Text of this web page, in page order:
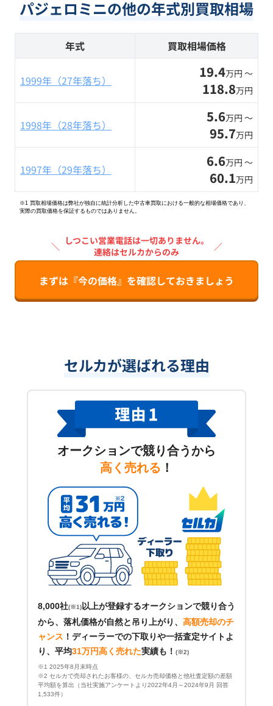
パジェロミニの他の年式別買取相場
年式 買取相場価格
1999年（27年落ち） 19.4万円 〜
118.8万円
1998年（28年落ち） 5.6万円 〜
95.7万円
1997年（29年落ち） 6.6万円 〜
60.1万円
※1 買取相場価格は弊社が独自に統計分析した中古車買取における一般的な相場価格であり、
実際の買取価格を保証するものではありません。
＼ しつこい営業電話は一切ありません。
連絡はセルカからのみ
／
まずは『今の価格』を確認しておきましょう
セルカが選ばれる理由
オークションで競り合うから
高く売れる ！
8,000社(※1) 以上が登録するオークションで競り合う
から、落札価格が自然と吊り上がり、 高額売却のチ
ャンス ！ ディーラーでの下取りや一括査定サイトよ
り、平均31万円高く売れた実績も！ (※2)
※1 2025年8月末時点
※2 セルカで売却されたお客様の、セルカ売却価格と他社査定額の差額
平均額を算出（当社実施アンケートより2022年4月～2024年9月 回答
1,533件）